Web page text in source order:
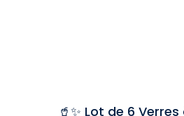
🥤✨ Lot de 6